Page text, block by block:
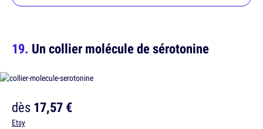
Un collier molécule de sérotonine
dès17,57 €
Etsy